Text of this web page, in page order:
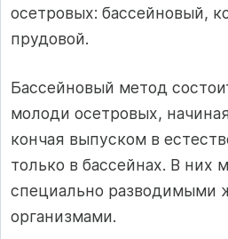
осетровых: бассейновый,
прудовой.
Бассейновый метод
молоди осетровых,
кончая выпуском в
только в бассейнах. В них
специально разводимыми
организмами.